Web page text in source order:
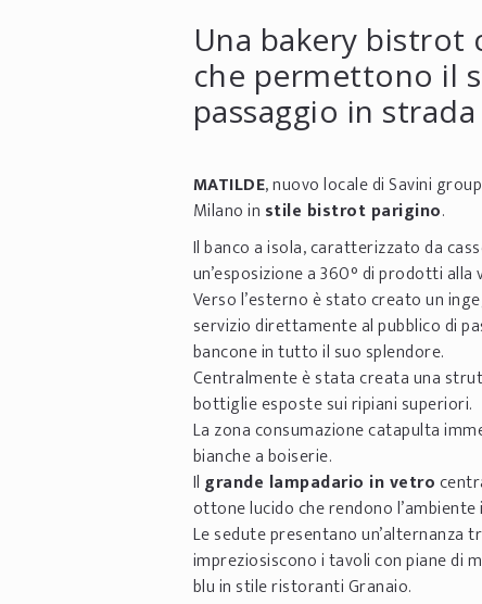
Una bakery
che permettono il
passaggio in strada
MATILDE, nuovo locale di Savini
Milano in stile bistrot parigino.
Il banco a isola, caratterizzato da
un’esposizione a 360° di prodotti alla
Verso l’esterno è stato creato un
servizio direttamente al pubblico di
bancone in tutto il suo splendore.
Centralmente è stata creata una
bottiglie esposte sui ripiani superiori.
La zona consumazione catapulta
bianche a boiserie.
Il grande lampadario in vetro
ottone lucido che rendono
Le sedute presentano un’alternanza
impreziosiscono i tavoli con piane di
blu in stile ristoranti Granaio.